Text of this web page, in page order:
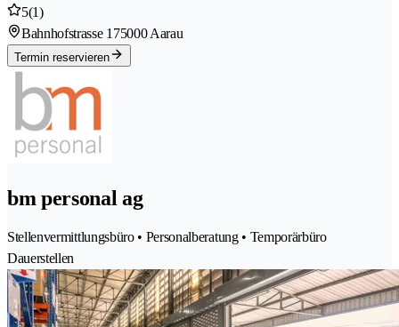
5(1)
Bahnhofstrasse 175000 Aarau
Termin reservieren
bm personal ag
Stellenvermittlungsbüro • Personalberatung • Temporärbüro
Dauerstellen